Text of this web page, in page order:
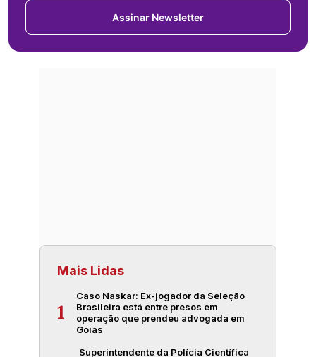
Assinar Newsletter
Mais Lidas
1
Caso Naskar: Ex-jogador da Seleção
Brasileira está entre presos em
operação que prendeu advogada em
Goiás
Superintendente da Polícia Científica